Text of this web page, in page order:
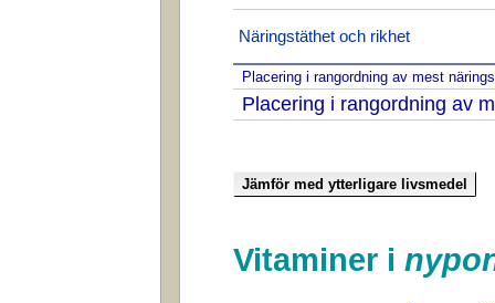
Näringstäthet och rikhet
Placering i rangordning av mest
Placering i rangordning av
Vitaminer i